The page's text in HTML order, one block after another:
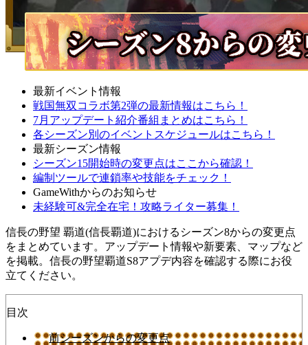
最新イベント情報
戦国無双コラボ第2弾の最新情報はこちら！
7月アップデート紹介番組まとめはこちら！
各シーズン別のイベントスケジュールはこちら！
最新シーズン情報
シーズン15開始時の変更点はここから確認！
編制ツールで連鎖率や技能をチェック！
GameWithからのお知らせ
未経験可&完全在宅！攻略ライター募集！
信長の野望 覇道(信長覇道)におけるシーズン8からの変更点
をまとめています。アップデート情報や新要素、マップなど
を掲載。信長の野望覇道S8アプデ内容を確認する際にお役
立てください。
目次
前シーズンからの変更点